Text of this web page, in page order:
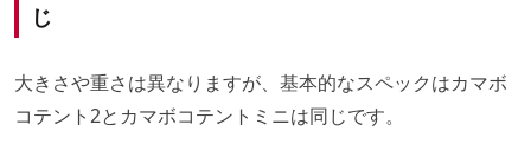
じ
大きさや重さは異なりますが、基本的なスペックはカマボ
コテント2とカマボコテントミニは同じです。